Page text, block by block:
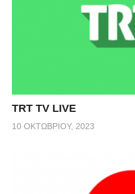
TRT TV LIVE
10 ΟΚΤΩΒΡΊΟΥ, 2023